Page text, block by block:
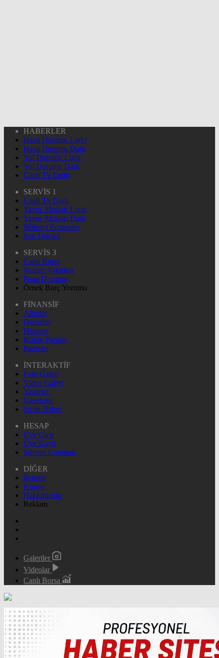
HABERLER
Hava Durumu Light
Hava Durumu Dark
Yol Durumu Light
Yol Durumu Dark
Canlı Tv Light
SERVİS 1
Canlı Tv Dark
Yayın Akışları Light
Yayın Akışları Dark
Nöbetçi Eczaneler
Son Dakika
SERVİS 3
Canlı Borsa
Namaz Vakitleri
Puan Durumu
Örnek Burç Yorumu
FİNANSİF
Altınlar
Dövizler
Hisseler
Kripto Paralar
Pariteler
İNTERAKTİF
Foto Galeri
Video Galeri
Yazarlar
Gazeteler
Sıcak Haber
HESAP
Üye Giriş
Üye Kayıt
Şifremi Unuttum
DİĞER
İletişim
Künye
Hakkımızda
Reklam
Galeriler
Videolar
Canlı Borsa